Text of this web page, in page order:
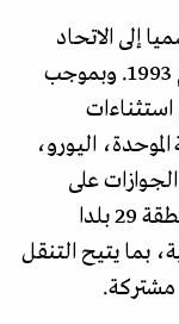
إلى الاتحاد
الأوروبي بموجب معاهدة ماستريخت عام 1993. وبموجب
استثناءات
اليورو،
على
الحدود المشتركة بين دولها. وتضم هذه المنطقة 29 بلدا
بما يتيح التنقل